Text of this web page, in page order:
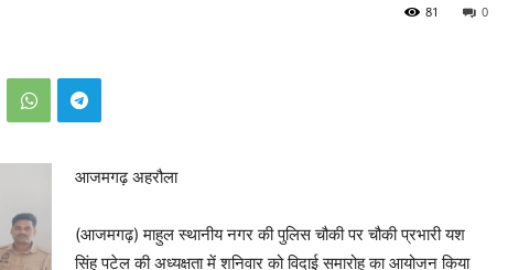
0
81
आजमगढ़ अहरौला
(आजमगढ़) माहुल स्थानीय नगर की पुलिस चौकी पर चौकी प्रभारी यश
सिंह पटेल की अध्यक्षता में शनिवार को विदाई समारोह का आयोजन किया